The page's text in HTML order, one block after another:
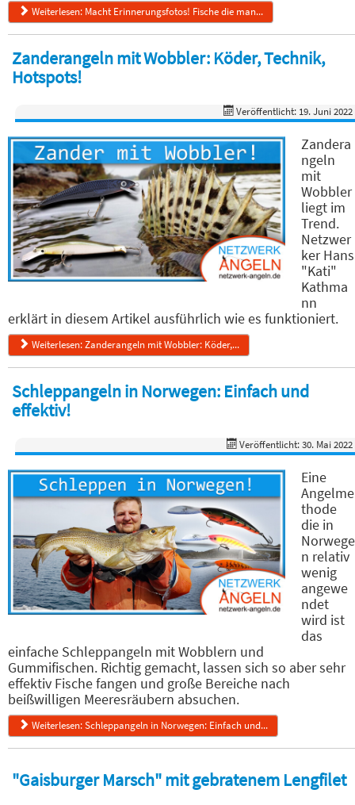
Weiterlesen: Macht Erinnerungsfotos! Fische die man...
Zanderangeln mit Wobbler: Köder, Technik,
Hotspots!
Veröffentlicht: 19. Juni 2022
Zandera
ngeln
mit
Wobbler
liegt im
Trend.
Netzwer
ker Hans
"Kati"
Kathma
nn
erklärt in diesem Artikel ausführlich wie es funktioniert.
Weiterlesen: Zanderangeln mit Wobbler: Köder,...
Schleppangeln in Norwegen: Einfach und
effektiv!
Veröffentlicht: 30. Mai 2022
Eine
Angelme
thode
die in
Norwege
n relativ
wenig
angewe
ndet
wird ist
das
einfache Schleppangeln mit Wobblern und
Gummifischen. Richtig gemacht, lassen sich so aber sehr
effektiv Fische fangen und große Bereiche nach
beißwilligen Meeresräubern absuchen.
Weiterlesen: Schleppangeln in Norwegen: Einfach und...
"Gaisburger Marsch" mit gebratenem Lengfilet